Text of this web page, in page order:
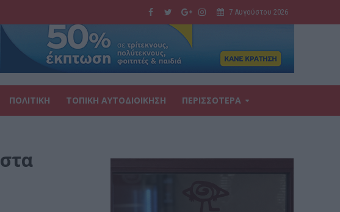
7 Αυγούστου 2026
ΠΟΛΙΤΙΚΗ ΤΟΠΙΚΗ ΑΥΤΟΔΙΟΙΚΗΣΗ ΠΕΡΙΣΣΟΤΕΡΑ